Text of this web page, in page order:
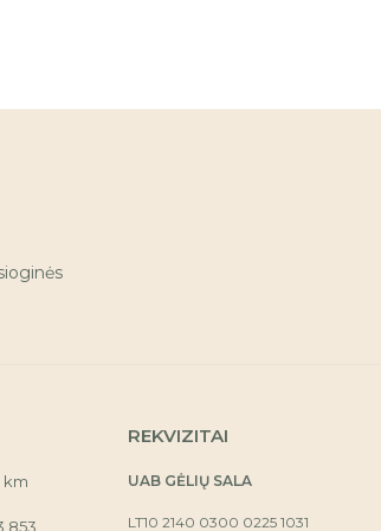
km
853
REKVIZITAI
UAB GĖLIŲ SALA
LT10 2140 0300 0225 1031